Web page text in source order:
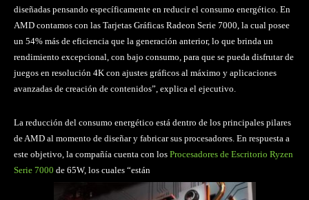
diseñadas pensando específicamente en reducir el consumo energético. En
AMD contamos con las Tarjetas Gráficas Radeon Serie 7000, la cual posee
un 54% más de eficiencia que la generación anterior, lo que brinda un
rendimiento excepcional, con bajo consumo, para que se pueda disfrutar de
juegos en resolución 4K con ajustes gráficos al máximo y aplicaciones
avanzadas de creación de contenidos”, explica el ejecutivo.
La reducción del consumo energético está dentro de los principales pilares
de AMD al momento de diseñar y fabricar sus procesadores. En respuesta a
este objetivo, la compañía cuenta con los Procesadores de Escritorio Ryzen
Serie 7000 de 65W, los cuales “están